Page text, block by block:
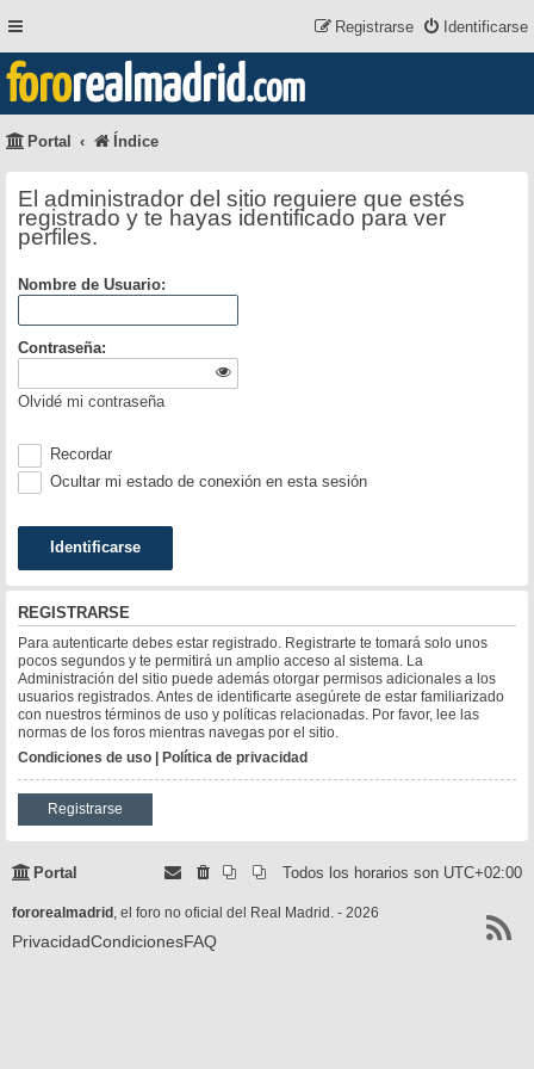
Identificarse
Registrarse
fororealmadrid.com
Portal Índice
El administrador del sitio requiere que estés
registrado y te hayas identificado para ver
perfiles.
Nombre de Usuario:
Contraseña:
Olvidé mi contraseña
Recordar
Ocultar mi estado de conexión en esta sesión
REGISTRARSE
Para autenticarte debes estar registrado. Registrarte te tomará solo unos
pocos segundos y te permitirá un amplio acceso al sistema. La
Administración del sitio puede además otorgar permisos adicionales a los
usuarios registrados. Antes de identificarte asegúrete de estar familiarizado
con nuestros términos de uso y políticas relacionadas. Por favor, lee las
normas de los foros mientras navegas por el sitio.
Condiciones de uso | Política de privacidad
Registrarse
Portal Todos los horarios son UTC+02:00
fororealmadrid , el foro no oficial del Real Madrid. - 2026
PrivacidadCondicionesFAQ